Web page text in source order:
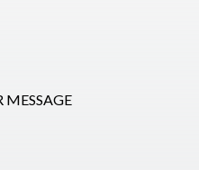
MESSAGE